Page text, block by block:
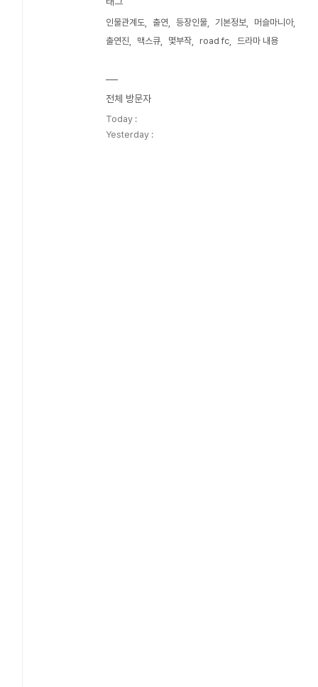
인물관계도 출연 등장인물 기본정보
머슬마니아
출연진
맥스큐 몇부작 road fc 드라마 내용
전체 방문자
Today :
Yesterday :